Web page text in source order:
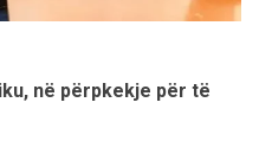
në përpkekje për të